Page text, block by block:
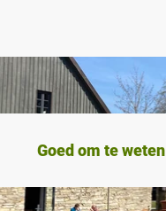
Goed om te weten